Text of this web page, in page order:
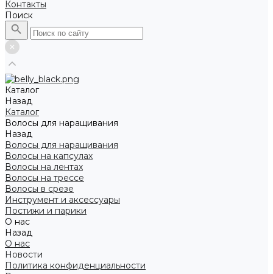
Контакты
Поиск
Каталог
Назад
Каталог
Волосы для наращивания
Назад
Волосы для наращивания
Волосы на капсулах
Волосы на лентах
Волосы на трессе
Волосы в срезе
Инструмент и аксессуары
Постижи и парики
О нас
Назад
О нас
Новости
Политика конфиденциальности